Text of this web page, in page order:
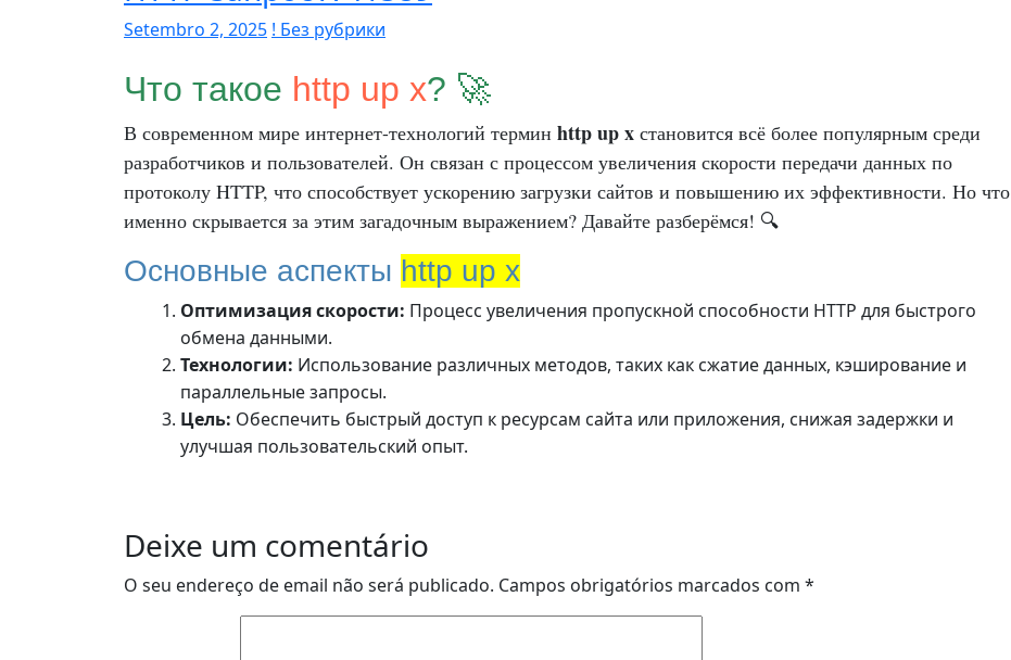
Setembro 2, 2025 ! Без рубрики
Что такое http up x? 🚀
В современном мире интернет-технологий термин http up x становится всё более популярным среди
разработчиков и пользователей. Он связан с процессом увеличения скорости передачи данных по
протоколу HTTP, что способствует ускорению загрузки сайтов и повышению их эффективности. Но что
именно скрывается за этим загадочным выражением? Давайте разберёмся! 🔍
Основные аспекты http up x
Оптимизация скорости: Процесс увеличения пропускной способности HTTP для быстрого
обмена данными.
Технологии: Использование различных методов, таких как сжатие данных, кэширование и
параллельные запросы.
Цель: Обеспечить быстрый доступ к ресурсам сайта или приложения, снижая задержки и
улучшая пользовательский опыт.
Deixe um comentário
O seu endereço de email não será publicado. Campos obrigatórios marcados com *